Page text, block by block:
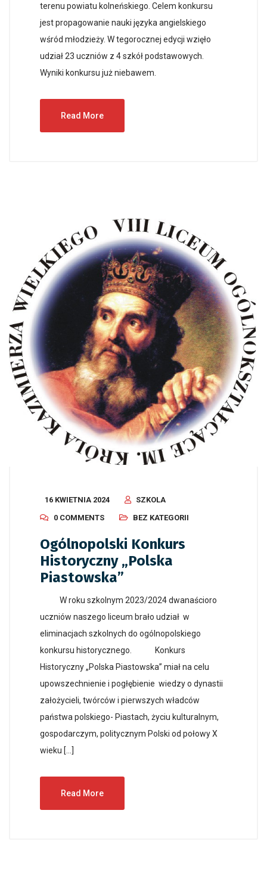
terenu powiatu kolneńskiego. Celem konkursu
jest propagowanie nauki języka angielskiego
wśród młodzieży. W tegorocznej edycji wzięło
udział 23 uczniów z 4 szkół podstawowych.
Wyniki konkursu już niebawem.
Read More
16 KWIETNIA 2024
SZKOLA
0 COMMENTS
BEZ KATEGORII
Ogólnopolski Konkurs
Historyczny „Polska
Piastowska”
W roku szkolnym 2023/2024 dwanaścioro
uczniów naszego liceum brało udział w
eliminacjach szkolnych do ogólnopolskiego
konkursu historycznego. Konkurs
Historyczny „Polska Piastowska” miał na celu
upowszechnienie i pogłębienie wiedzy o dynastii
założycieli, twórców i pierwszych władców
państwa polskiego- Piastach, życiu kulturalnym,
gospodarczym, politycznym Polski od połowy X
wieku […]
Read More